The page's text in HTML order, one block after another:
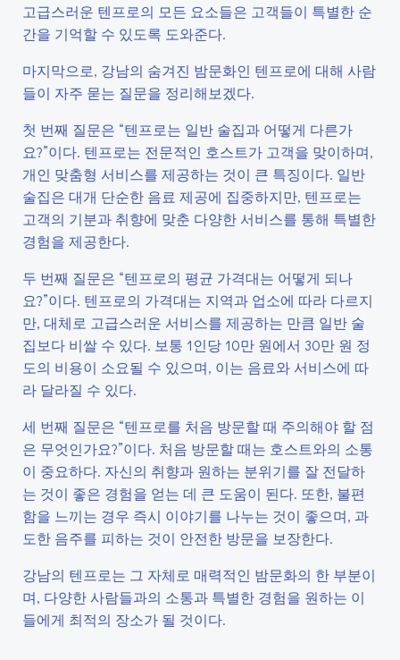
고급스러운 텐프로의 모든 요소들은 고객들이 특별한 순
간을 기억할 수 있도록 도와준다.
마지막으로, 강남의 숨겨진 밤문화인 텐프로에 대해 사람
들이 자주 묻는 질문을 정리해보겠다.
첫 번째 질문은 “텐프로는 일반 술집과 어떻게 다른가
요?”이다. 텐프로는 전문적인 호스트가 고객을 맞이하며,
개인 맞춤형 서비스를 제공하는 것이 큰 특징이다. 일반
술집은 대개 단순한 음료 제공에 집중하지만, 텐프로는
고객의 기분과 취향에 맞춘 다양한 서비스를 통해 특별한
경험을 제공한다.
두 번째 질문은 “텐프로의 평균 가격대는 어떻게 되나
요?”이다. 텐프로의 가격대는 지역과 업소에 따라 다르지
만, 대체로 고급스러운 서비스를 제공하는 만큼 일반 술
집보다 비쌀 수 있다. 보통 1인당 10만 원에서 30만 원 정
도의 비용이 소요될 수 있으며, 이는 음료와 서비스에 따
라 달라질 수 있다.
세 번째 질문은 “텐프로를 처음 방문할 때 주의해야 할 점
은 무엇인가요?”이다. 처음 방문할 때는 호스트와의 소통
이 중요하다. 자신의 취향과 원하는 분위기를 잘 전달하
는 것이 좋은 경험을 얻는 데 큰 도움이 된다. 또한, 불편
함을 느끼는 경우 즉시 이야기를 나누는 것이 좋으며, 과
도한 음주를 피하는 것이 안전한 방문을 보장한다.
강남의 텐프로는 그 자체로 매력적인 밤문화의 한 부분이
며, 다양한 사람들과의 소통과 특별한 경험을 원하는 이
들에게 최적의 장소가 될 것이다.